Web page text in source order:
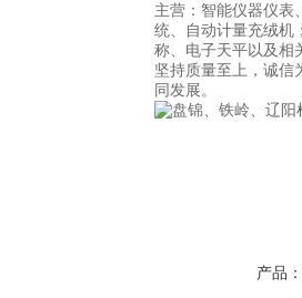
主营：智能仪器仪表
统、自动计量充绒机
称、电子天平以及相
坚持质量至上，诚信
同发展。
产品：